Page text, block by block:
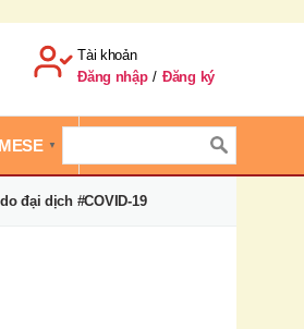
Tài khoản
Đăng nhập / Đăng ký
▼
đại dịch #COVID-19